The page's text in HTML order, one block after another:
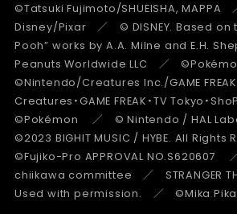
©Tatsuki Fujimoto/SHUEISHA,
Disney/Pixar ／ © DISNEY. Based on
Pooh” works by A.A. Milne and E.H.
Peanuts Worldwide LLC ／
©Nintendo/Creatures Inc./GAME
Creatures・GAME FREAK・TV Tokyo・
©Pokémon ／ © Nintendo / HAL
©2023 BIGHIT MUSIC / HYBE. All
©Fujiko-Pro APPROVAL
chiikawa committee ／ STRANGER
Used with permission. ／ ©Mika